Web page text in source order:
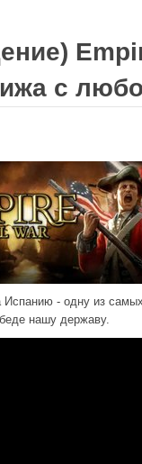
с
Испанию - одну из
нашу державу.